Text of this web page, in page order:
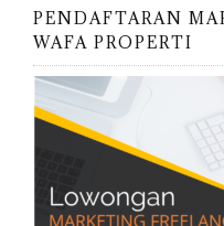
PENDAFTARAN
WAFA PROPERTI